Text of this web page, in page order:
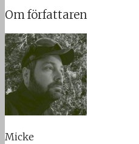
Om författaren
Micke